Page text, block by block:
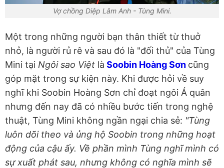
Vợ chồng Diệp Lâm Anh - Tùng Mini.
Một trong những người bạn thân thiết từ thuở
nhỏ, là người rủ rê và sau đó là "đối thủ" của Tùng
Mini tại Ngôi sao Việt là Soobin Hoàng Sơn cũng
góp mặt trong sự kiện này. Khi được hỏi về suy
nghĩ khi Soobin Hoàng Sơn chỉ đoạt ngôi Á quân
nhưng đến nay đã có nhiều bước tiến trong nghệ
thuật, Tùng Mini không ngần ngại chia sẻ: "Tùng
luôn dõi theo và ủng hộ Soobin trong những hoạt
động của cậu ấy. Về phần mình Tùng nghĩ mình có
sự xuất phát sau, nhưng không có nghĩa mình sẽ